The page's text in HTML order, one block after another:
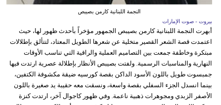
النجمة اللبنانية كارمن بصيبص
بيروت - صوت الإمارات
أبهرت النجمة اللبنانية كارمن بصيبص الجمهور مؤخراً بأحدث ظهور لها، حيث
اعتمدت قصة الشعر القصير متخلية عن شعرها الطويل المعتاد، لتتألق بإطلالات
مبتكرة وخاطفة جمعت بين التصاميم العملية والراقية التي تناسب الأوقات
النهارية والمناسبات الرسمية. ولفتت بصيبص الأنظار بإطلالة عصرية ارتدت فيها
جمبسوت طويل باللون الأسود الداكن بقصة كورسيه ضيقة مكشوفة الكتفين،
بينما انسدل الجزء السفلي بقصة واسعة، ونسقت معه حقيبة يد صغيرة باللون
الأصفر الزبدي ومجوهرات ذهبية ناعمة. وفي ظهور كاجوال آخر، ارتدت كنزة